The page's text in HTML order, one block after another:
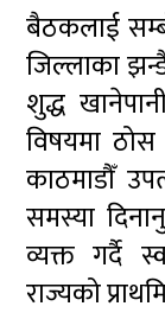
बैठकलाई
जिल्लाका
शुद्ध
विषयमा
काठमाडौँ
समस्या
व्यक्त गर्दै
राज्यको